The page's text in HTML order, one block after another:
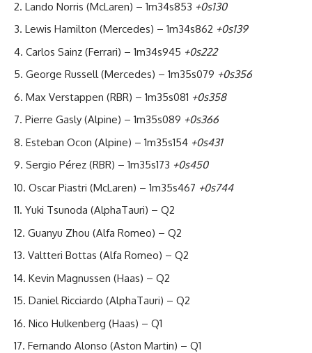
Lando Norris (McLaren) – 1m34s853 +0s130
Lewis Hamilton (Mercedes) – 1m34s862 +0s139
Carlos Sainz (Ferrari) – 1m34s945 +0s222
George Russell (Mercedes) – 1m35s079 +0s356
Max Verstappen (RBR) – 1m35s081 +0s358
Pierre Gasly (Alpine) – 1m35s089 +0s366
Esteban Ocon (Alpine) – 1m35s154 +0s431
Sergio Pérez (RBR) – 1m35s173 +0s450
Oscar Piastri (McLaren) – 1m35s467 +0s744
Yuki Tsunoda (AlphaTauri) – Q2
Guanyu Zhou (Alfa Romeo) – Q2
Valtteri Bottas (Alfa Romeo) – Q2
Kevin Magnussen (Haas) – Q2
Daniel Ricciardo (AlphaTauri) – Q2
Nico Hulkenberg (Haas) – Q1
Fernando Alonso (Aston Martin) – Q1